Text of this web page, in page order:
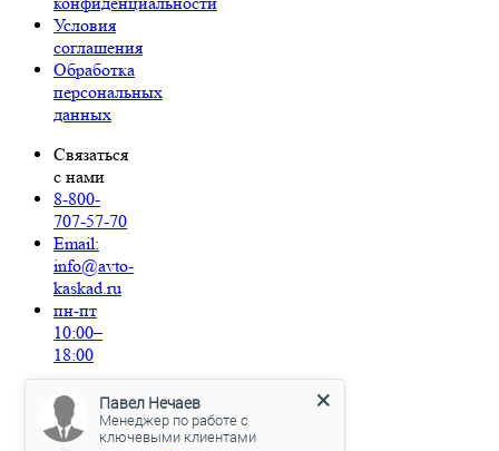
Условия
соглашения
Обработка
персональных
данных
Связаться
с нами
8-800-
707-57-70
Email:
info@avto-
kaskad.ru
пн-пт
10:00–
18:00
Категории
Запчасти
для
Павел Нечаев
Менеджер по работе с
ключевыми клиентами